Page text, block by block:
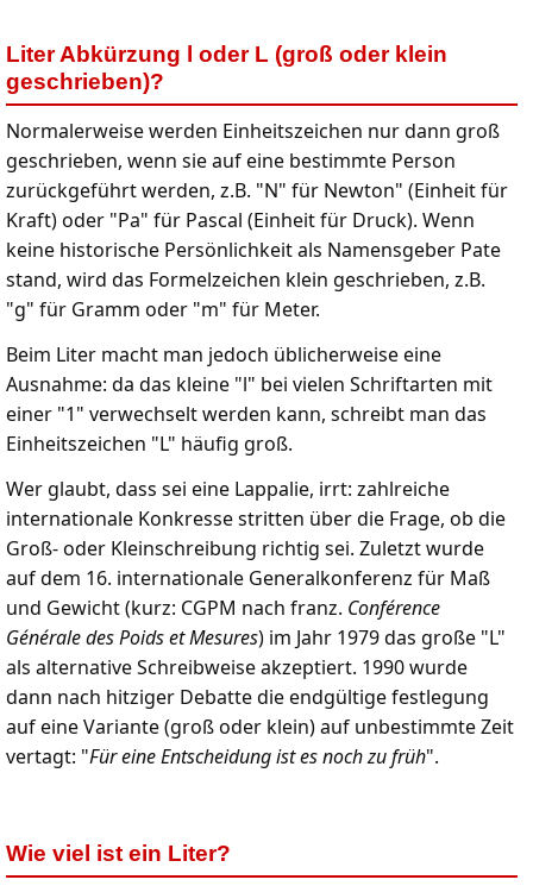
Liter Abkürzung l oder L (groß oder klein
geschrieben)?
Normalerweise werden Einheitszeichen nur dann groß
geschrieben, wenn sie auf eine bestimmte Person
zurückgeführt werden, z.B. "N" für Newton" (Einheit für
Kraft) oder "Pa" für Pascal (Einheit für Druck). Wenn
keine historische Persönlichkeit als Namensgeber Pate
stand, wird das Formelzeichen klein geschrieben, z.B.
"g" für Gramm oder "m" für Meter.
Beim Liter macht man jedoch üblicherweise eine
Ausnahme: da das kleine "l" bei vielen Schriftarten mit
einer "1" verwechselt werden kann, schreibt man das
Einheitszeichen "L" häufig groß.
Wer glaubt, dass sei eine Lappalie, irrt: zahlreiche
internationale Konkresse stritten über die Frage, ob die
Groß- oder Kleinschreibung richtig sei. Zuletzt wurde
auf dem 16. internationale Generalkonferenz für Maß
und Gewicht (kurz: CGPM nach franz. Conférence
Générale des Poids et Mesures) im Jahr 1979 das große "L"
als alternative Schreibweise akzeptiert. 1990 wurde
dann nach hitziger Debatte die endgültige festlegung
auf eine Variante (groß oder klein) auf unbestimmte Zeit
vertagt: "Für eine Entscheidung ist es noch zu früh".
Wie viel ist ein Liter?